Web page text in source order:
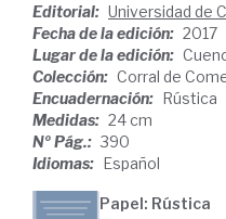
Editorial: Universidad de
Fecha de la edición: 2017
Lugar de la edición:
Colección: Corral de
Encuadernación: Rústica
Medidas: 24 cm
Nº Pág.: 390
Idiomas: Español
Papel: Rústica